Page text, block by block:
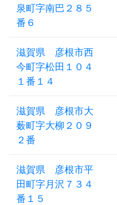
泉町字南巴２８５
番６
滋賀県 彦根市西
今町字松田１０４
１番１４
滋賀県 彦根市大
薮町字大柳２０９
２番
滋賀県 彦根市平
田町字月沢７３４
番１５